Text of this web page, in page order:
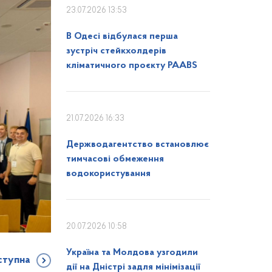
23.07.2026 13:53
В Одесі відбулася перша
зустріч стейкхолдерів
кліматичного проєкту PAABS
21.07.2026 16:33
Держводагентство встановлює
тимчасові обмеження
водокористування
20.07.2026 10:58
Україна та Молдова узгодили
дії на Дністрі задля мінімізації